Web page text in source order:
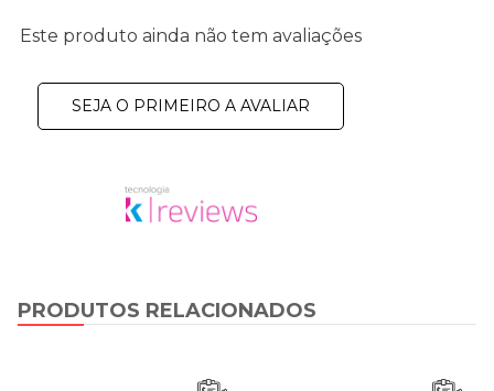
Este produto ainda não tem avaliações
SEJA O PRIMEIRO A AVALIAR
PRODUTOS RELACIONADOS